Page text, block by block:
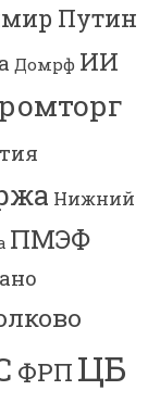
Путин
Домрф ИИ
Нижний
ПМЭФ
ФРП ЦБ